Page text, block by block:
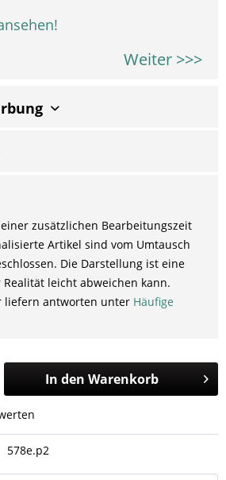
Weiter >>>
zusätzlichen Bearbeitungszeit
Artikel sind vom Umtausch
Die Darstellung ist eine
leicht abweichen kann.
liefern antworten unter Häufige
In den Warenkorb
578e.p2